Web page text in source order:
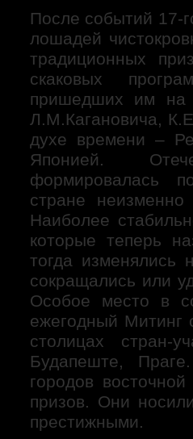
После событий 17-
лошадей
традиционных
скаковых
пришедших им на
Л.М.Кагановича,
духе времени –
Японией.
формировалась
стране
Наиболее
которые теперь
тогда изменялись
сокращались или
Особое место в
ежегодный Митинг
столицах стран-
Будапеште,
городов
призов. Они
престижными.